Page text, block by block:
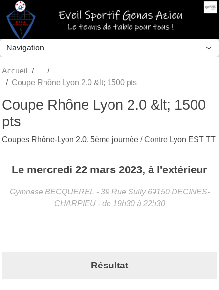
Accueil
Coupe Rhône Lyon 2.0 &lt; 1500 pts
Coupe Rhône Lyon 2.0 &lt; 1500
pts
Coupes Rhône-Lyon 2.0, 5ème journée / Contre Lyon EST TT
Le mercredi 22 mars 2023, à l'extérieur
Gymnase BECQUEREL - 39 Rue Sully 69150 DECINES-
CHARPIEU - de 19h30 à 22h30
Résultat
Panneau de gestion des cookies